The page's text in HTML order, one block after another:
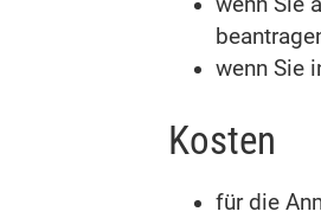
wenn Sie
Kosten
für die